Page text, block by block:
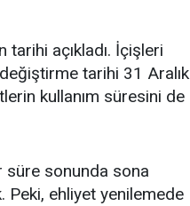
açıkladı. İçişleri
tarihi 31 Aralık
kullanım süresini de
süre sonunda sona
Peki, ehliyet yenilemede